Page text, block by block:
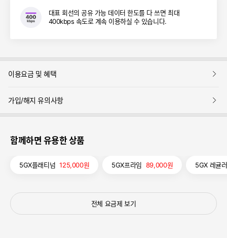
대표 회선의 공유 가능 데이터 한도를 다 쓰면 최대
400kbps 속도로 계속 이용하실 수 있습니다.
이용요금 및 혜택
보
가입/해지 유의사항
보
함께하면 유용한 상품
5GX플래티넘 125,000원 5GX프라임 89,000원 5GX 레귤
전체 요금제 보기